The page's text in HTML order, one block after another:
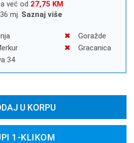
već od 27,75 KM
mj. Saznaj više
34
Goražde
Gracanica
U KORPU
1-KLIKOM